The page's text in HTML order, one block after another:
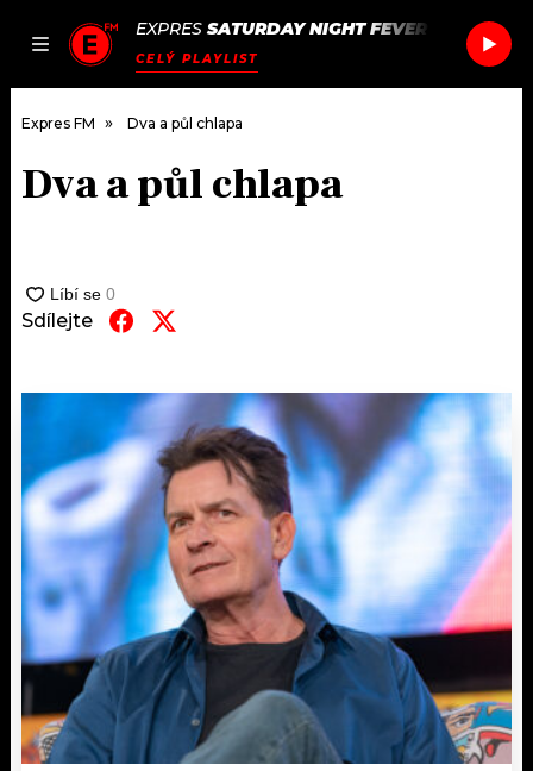
JAK
SEZNAM.CZ
EXPRES SATURDAY NIGHT FEVER
CELÝ PLAYLIST
DOMŮ
AKTUÁLNĚ
ROZHOVORY
#NEBUDUDOMA
KALENDÁŘ
KVÍZY
VIP
TRENDY
PODCASTY
RÁDIO
APLIKACE
PROGRAM
PLAYLIST
JAK NALADIT
SOUTĚŽE
Expres FM Dva a půl chlapa
Dva a půl chlapa
Sdílejte